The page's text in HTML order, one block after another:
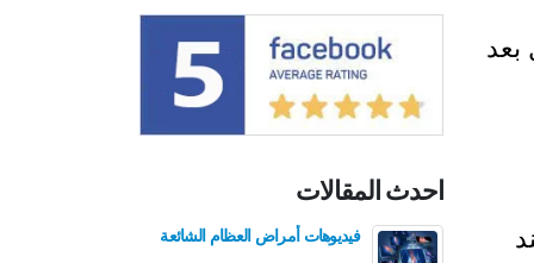
بعد
احدث المقالات
فيديوهات أمراض العظام الشائعة